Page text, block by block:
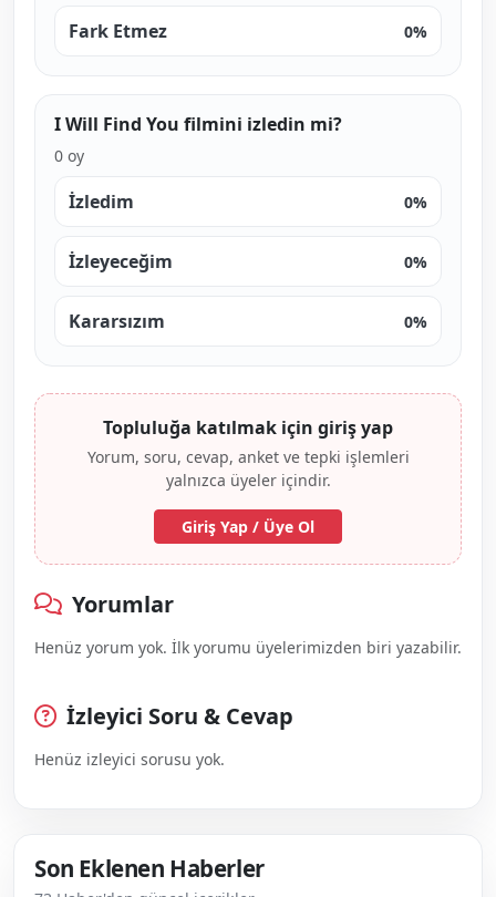
Fark Etmez 0%
I Will Find You filmini izledin mi?
0 oy
İzledim 0%
İzleyeceğim 0%
Kararsızım 0%
Topluluğa katılmak için giriş yap
Yorum, soru, cevap, anket ve tepki işlemleri
yalnızca üyeler içindir.
Giriş Yap / Üye Ol
Yorumlar
Henüz yorum yok. İlk yorumu üyelerimizden biri yazabilir.
İzleyici Soru & Cevap
Henüz izleyici sorusu yok.
Son Eklenen Haberler